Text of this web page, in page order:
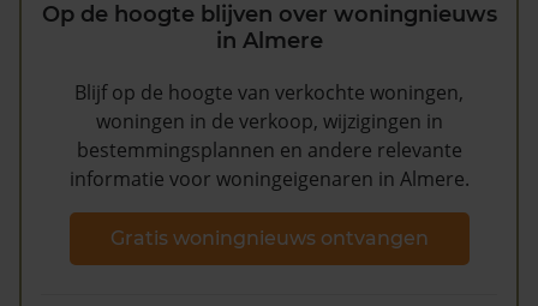
Op de hoogte blijven over woningnieuws
in Almere
Blijf op de hoogte van verkochte woningen,
woningen in de verkoop, wijzigingen in
bestemmingsplannen en andere relevante
informatie voor woningeigenaren in Almere.
Gratis woningnieuws ontvangen